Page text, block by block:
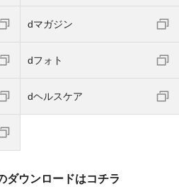
dマガジン
dフォト
dヘルスケア
ダウンロードはコチラ